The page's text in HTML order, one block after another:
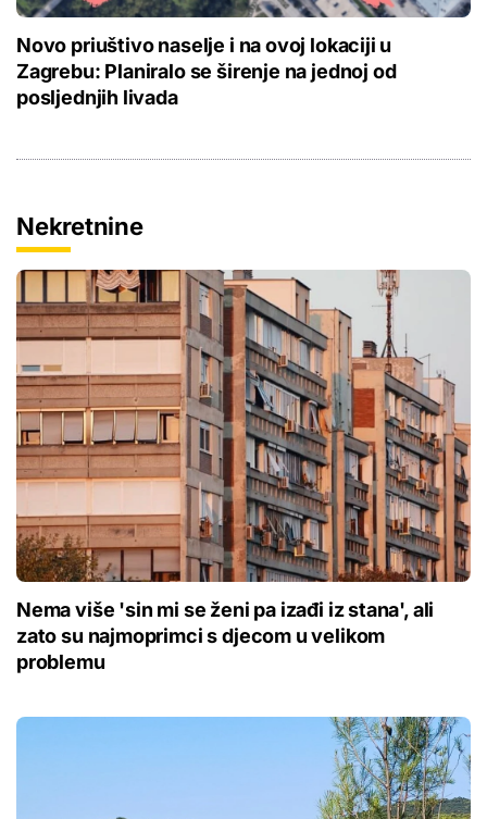
Novo priuštivo naselje i na ovoj lokaciji u
Zagrebu: Planiralo se širenje na jednoj od
posljednjih livada
Nekretnine
Nema više 'sin mi se ženi pa izađi iz stana', ali
zato su najmoprimci s djecom u velikom
problemu